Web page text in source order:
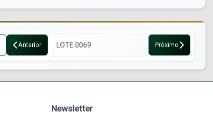
Anterior Próximo
Newsletter